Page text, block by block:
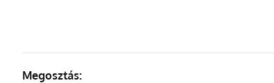
Megosztás: